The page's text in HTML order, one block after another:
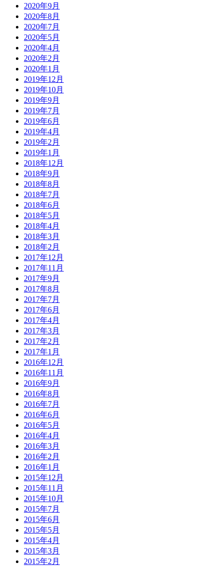
2020年9月
2020年8月
2020年7月
2020年5月
2020年4月
2020年2月
2020年1月
2019年12月
2019年10月
2019年9月
2019年7月
2019年6月
2019年4月
2019年2月
2019年1月
2018年12月
2018年9月
2018年8月
2018年7月
2018年6月
2018年5月
2018年4月
2018年3月
2018年2月
2017年12月
2017年11月
2017年9月
2017年8月
2017年7月
2017年6月
2017年4月
2017年3月
2017年2月
2017年1月
2016年12月
2016年11月
2016年9月
2016年8月
2016年7月
2016年6月
2016年5月
2016年4月
2016年3月
2016年2月
2016年1月
2015年12月
2015年11月
2015年10月
2015年7月
2015年6月
2015年5月
2015年4月
2015年3月
2015年2月